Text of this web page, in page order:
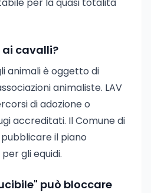
ai cavalli?
animali è oggetto di
animaliste. LAV
di adozione o
accreditati. Il Comune di
il piano
gli equidi.
può bloccare